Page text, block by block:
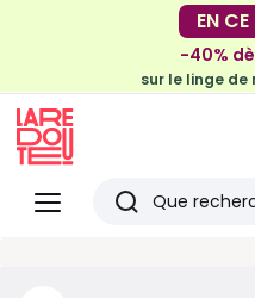
-30€
sur le
EN
-40%
sur le linge
Menu
Redoute
Rechercher